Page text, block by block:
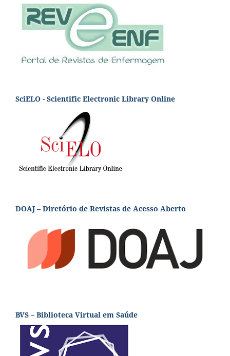
SciELO - Scientific Electronic Library Online
DOAJ – Diretório de Revistas de Acesso Aberto
BVS – Biblioteca Virtual em Saúde